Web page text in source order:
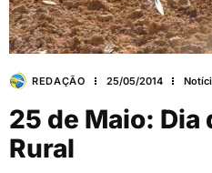
REDAÇÃO 25/05/2014
25 de Maio: Dia
Rural